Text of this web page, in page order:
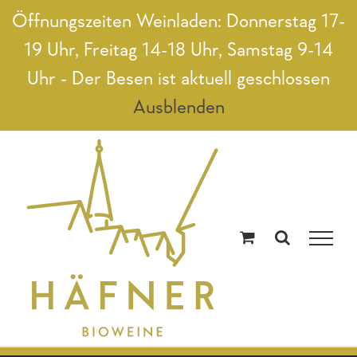
Zum
springen
Öffnungszeiten Weinladen: Donnerstag 17-
19 Uhr, Freitag 14-18 Uhr, Samstag 9-14
Uhr - Der Besen ist aktuell geschlossen
Ausblenden